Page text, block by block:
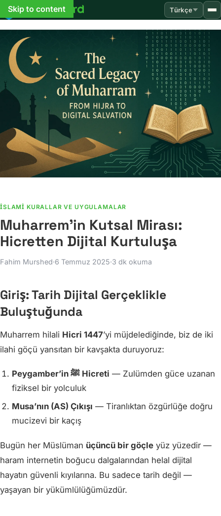
Skip to content Türkçe
İSLAMI KURALLAR VE UYGULAMALAR
Muharrem'in Kutsal Mirası:
Hicretten Dijital Kurtuluşa
Fahim Murshed·6 Temmuz 2025·3 dk okuma
Giriş: Tarih Dijital Gerçeklikle
Buluştuğunda
Muharrem hilali Hicri 1447’yi müjdelediğinde, biz de iki
ilahi göçü yansıtan bir kavşakta duruyoruz:
Peygamber’in ﷺ Hicreti — Zulümden güce uzanan
fiziksel bir yolculuk
Musa’nın (AS) Çıkışı — Tiranlıktan özgürlüğe doğru
mucizevi bir kaçış
Bugün her Müslüman üçüncü bir göçle yüz yüzedir —
haram internetin boğucu dalgalarından helal dijital
hayatın güvenli kıyılarına. Bu sadece tarih değil —
yaşayan bir yükümlülüğümüzdür.